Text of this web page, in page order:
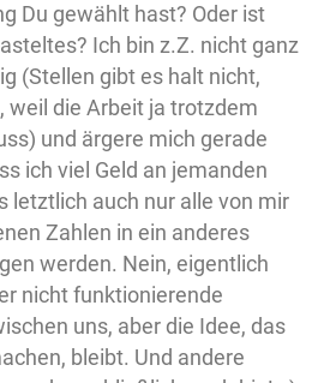
Du gewählt hast? Oder ist
Ich bin z.Z. nicht ganz
(Stellen gibt es halt nicht,
weil die Arbeit ja trotzdem
und ärgere mich gerade
ich viel Geld an jemanden
letztlich auch nur alle von mir
Zahlen in ein anderes
werden. Nein, eigentlich
nicht funktionierende
uns, aber die Idee, das
bleibt. Und andere